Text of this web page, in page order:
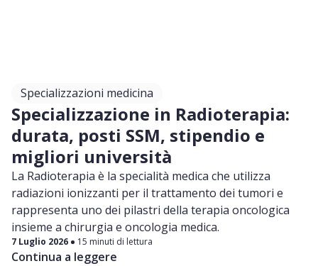
Specializzazioni medicina
Specializzazione in Radioterapia:
durata, posti SSM, stipendio e
migliori università
La Radioterapia è la specialità medica che utilizza
radiazioni ionizzanti per il trattamento dei tumori e
rappresenta uno dei pilastri della terapia oncologica
insieme a chirurgia e oncologia medica.
7 Luglio 2026 15 minuti di lettura
Continua a leggere